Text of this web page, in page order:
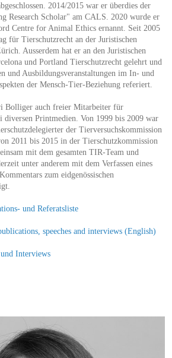
2014/2015 war er überdies der
Research Scholar" am CALS. 2020 wurde er
Centre for Animal Ethics ernannt. Seit 2005
für Tierschutzrecht an der Juristischen
Ausserdem hat er an den Juristischen
und Portland Tierschutzrecht gelehrt und
und Ausbildungsveranstaltungen im In- und
der Mensch-Tier-Beziehung referiert.
Bolliger auch freier Mitarbeiter für
diversen Printmedien. Von 1999 bis 2009 war
der Tierversuchskommission
2011 bis 2015 in der Tierschutzkommission
mit dem gesamten TIR-Team und
unter anderem mit dem Verfassen eines
zum eidgenössischen
und Referatsliste
speeches and interviews (English)
Interviews